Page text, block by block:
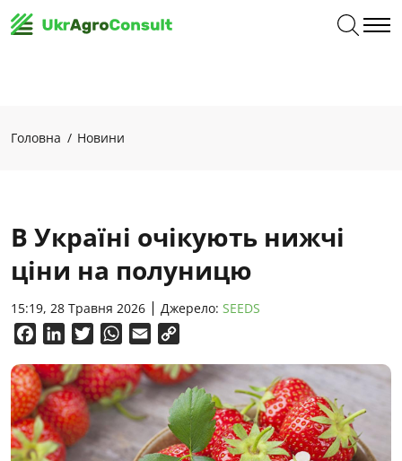
Головна Новини
В Україні очікують нижчі
ціни на полуницю
15:19, 28 Травня 2026 Джерело: SEEDS
FacebookLinkedInTwitterWhatsApp
Email